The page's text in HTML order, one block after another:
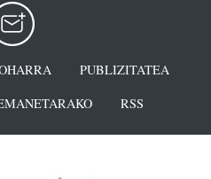
PUBLIZITATEA
RSS